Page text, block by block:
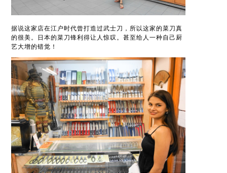
据说这家店在江户时代曾打造过武士刀，所以这家的菜刀真
的很美。日本的菜刀锋利得让人惊叹。甚至给人一种自己厨
艺大增的错觉！